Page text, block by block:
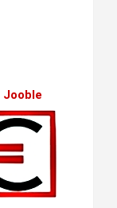
Jooble